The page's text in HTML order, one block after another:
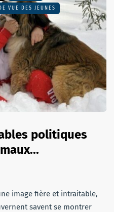
VUE DES JEUNES
politiques
image fière et intraitable,
savent se montrer